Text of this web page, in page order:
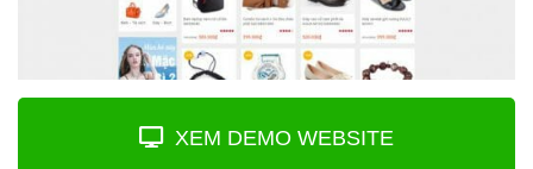
XEM DEMO WEBSITE